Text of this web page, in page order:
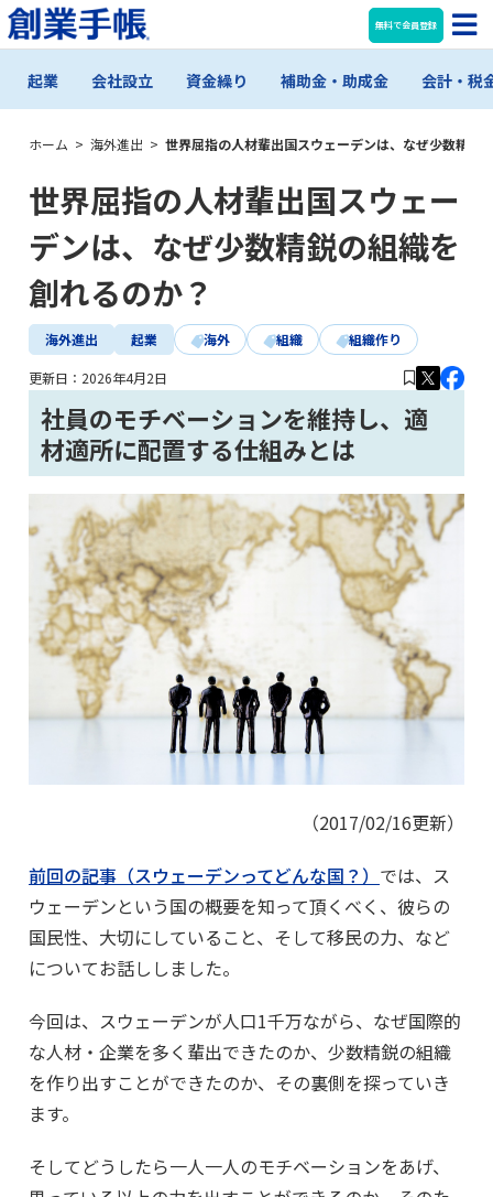
無料で会員登録
起業 会社設立 資金繰り 補助金・助成金 会計・税
ホーム > 海外進出 > 世界屈指の人材輩出国スウェーデンは、なぜ少数精鋭
世界屈指の人材輩出国スウェー
デンは、なぜ少数精鋭の組織を
創れるのか？
海外進出 起業 海外 組織 組織作り
更新日： 2026年4月2日
社員のモチベーションを維持し、適
材適所に配置する仕組みとは
（2017/02/16更新）
前回の記事（スウェーデンってどんな国？） では、ス
ウェーデンという国の概要を知って頂くべく、彼らの
国民性、大切にしていること、そして移民の力、など
についてお話ししました。
今回は、スウェーデンが人口1千万ながら、なぜ国際的
な人材・企業を多く輩出できたのか、少数精鋭の組織
を作り出すことができたのか、その裏側を探っていき
ます。
そしてどうしたら一人一人のモチベーションをあげ、